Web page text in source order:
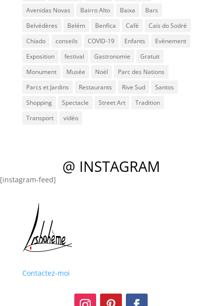
Avenidas Novas
Bairro Alto Baixa
Bars
Belvédères
Belém Benfica Café
Cais do Sodré
Chiado
conseils COVID-19 Enfants
Evènement
Exposition
festival Gastronomie
Gratuit
Monument
Musée Noël
Parc des Nations
Parcs et Jardins
Restaurants Rive Sud
Santos
Shopping
Spectacle Street Art
Tradition
Transport
vidéo
@ INSTAGRAM
[instagram-feed]
Contactez-moi